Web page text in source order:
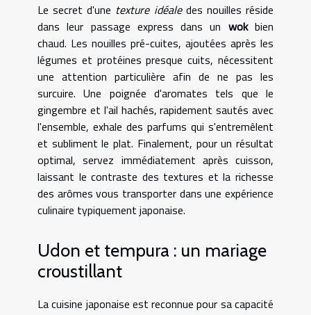
Le secret d'une texture idéaledes nouilles réside
dans leur passage express dans un wokbien
chaud. Les nouilles pré-cuites, ajoutées après les
légumes et protéines presque cuits, nécessitent
une attention particulière afin de ne pas les
surcuire. Une poignée d'aromates tels que le
gingembre et l'ail hachés, rapidement sautés avec
l'ensemble, exhale des parfums qui s'entremêlent
et subliment le plat. Finalement, pour un résultat
optimal, servez immédiatement après cuisson,
laissant le contraste des textures et la richesse
des arômes vous transporter dans une expérience
culinaire typiquement japonaise.
Udon et tempura : un mariage
croustillant
La cuisine japonaise est reconnue pour sa capacité